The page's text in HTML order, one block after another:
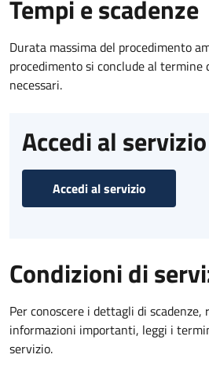
Tempi e scadenze
Durata massima del procedimento
procedimento si conclude al termine
necessari.
Accedi al servizio
Accedi al servizio
Condizioni di
Per conoscere i dettagli di
informazioni importanti, leggi i
servizio.